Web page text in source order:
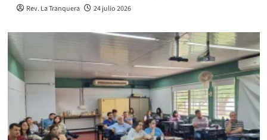
Rev. La Tranquera 24 julio 2026